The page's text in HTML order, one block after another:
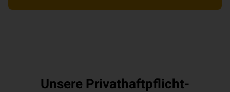
Unsere Privat­haft­pflicht­